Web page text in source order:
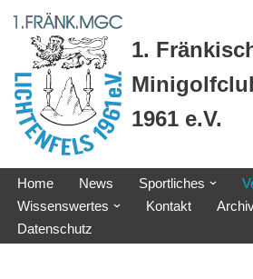
Zum
Inhalt
springen
1.
1961 e.V.
Home News Sportliches
Wissenswertes
Kontakt
Datenschutz